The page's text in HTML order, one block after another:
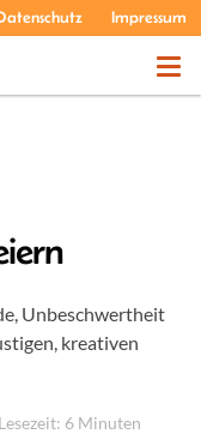
Impressum
Unbeschwertheit
kreativen
6 Minuten